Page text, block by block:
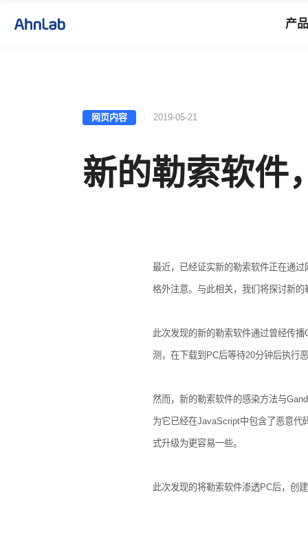
产品
网页内容 2019-05-21
新的勒索软件
最近，已经证实新的勒索软件正在通
格外注意。与此相关，我们将探讨新的
此次发现的新的勒索软件通过曾经传播
测，在下载到 PC后等待20分钟后执行
然而，新的勒索软件的感染方法与
为它已经在JavaScript中包含了恶意代
式升级为更容易一些。
此次发现的将勒索软件渗透PC后，创